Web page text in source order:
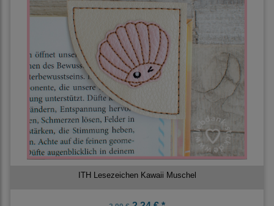
ITH Lesezeichen Kawaii Muschel